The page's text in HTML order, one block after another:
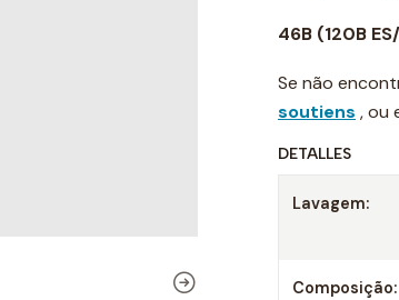
46B (120B
Se não
soutiens , ou
DETALLES
Lavagem:
Composição: